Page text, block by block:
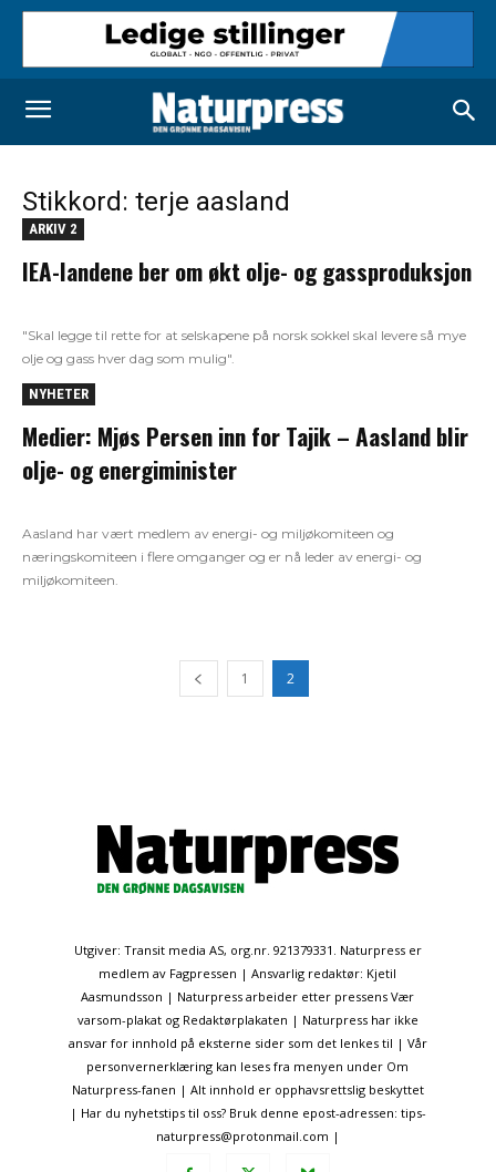
Stikkord: terje aasland
ARKIV 2
IEA-landene ber om økt olje- og gassproduksjon
"Skal legge til rette for at selskapene på norsk sokkel skal levere så mye
olje og gass hver dag som mulig".
NYHETER
Medier: Mjøs Persen inn for Tajik – Aasland blir
olje- og energiminister
Aasland har vært medlem av energi- og miljøkomiteen og
næringskomiteen i flere omganger og er nå leder av energi- og
miljøkomiteen.
1 2
Utgiver: Transit media AS, org.nr. 921379331. Naturpress er
medlem av Fagpressen | Ansvarlig redaktør: Kjetil
Aasmundsson | Naturpress arbeider etter pressens Vær
varsom-plakat og Redaktørplakaten | Naturpress har ikke
ansvar for innhold på eksterne sider som det lenkes til | Vår
personvernerklæring kan leses fra menyen under Om
Naturpress-fanen | Alt innhold er opphavsrettslig beskyttet
| Har du nyhetstips til oss? Bruk denne epost-adressen: tips-
naturpress@protonmail.com |